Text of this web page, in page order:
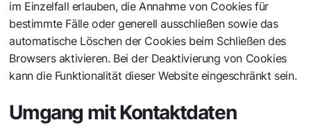
im Einzelfall erlauben, die Annahme von Cookies für
bestimmte Fälle oder generell ausschließen sowie das
automatische Löschen der Cookies beim Schließen des
Browsers aktivieren. Bei der Deaktivierung von Cookies
kann die Funktionalität dieser Website eingeschränkt sein.
Umgang mit Kontaktdaten